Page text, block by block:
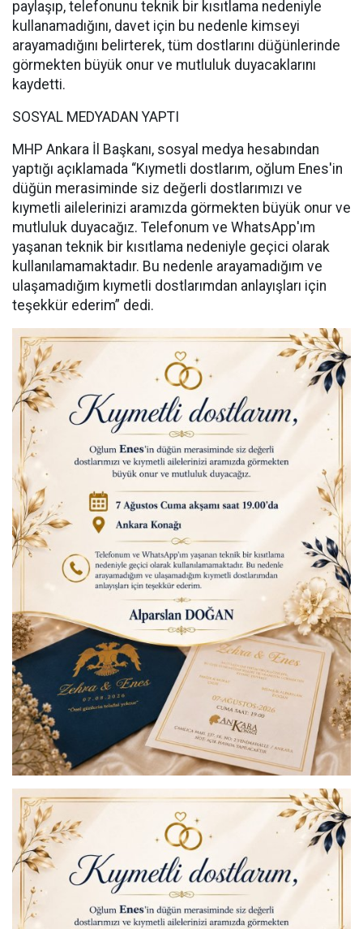
paylaşıp, telefonunu teknik bir kısıtlama nedeniyle
kullanamadığını, davet için bu nedenle kimseyi
arayamadığını belirterek, tüm dostlarını düğünlerinde
görmekten büyük onur ve mutluluk duyacaklarını
kaydetti.
SOSYAL MEDYADAN YAPTI
MHP Ankara İl Başkanı, sosyal medya hesabından
yaptığı açıklamada “Kıymetli dostlarım, oğlum Enes'in
düğün merasiminde siz değerli dostlarımızı ve
kıymetli ailelerinizi aramızda görmekten büyük onur ve
mutluluk duyacağız. Telefonum ve WhatsApp'ım
yaşanan teknik bir kısıtlama nedeniyle geçici olarak
kullanılamamaktadır. Bu nedenle arayamadığım ve
ulaşamadığım kıymetli dostlarımdan anlayışları için
teşekkür ederim” dedi.